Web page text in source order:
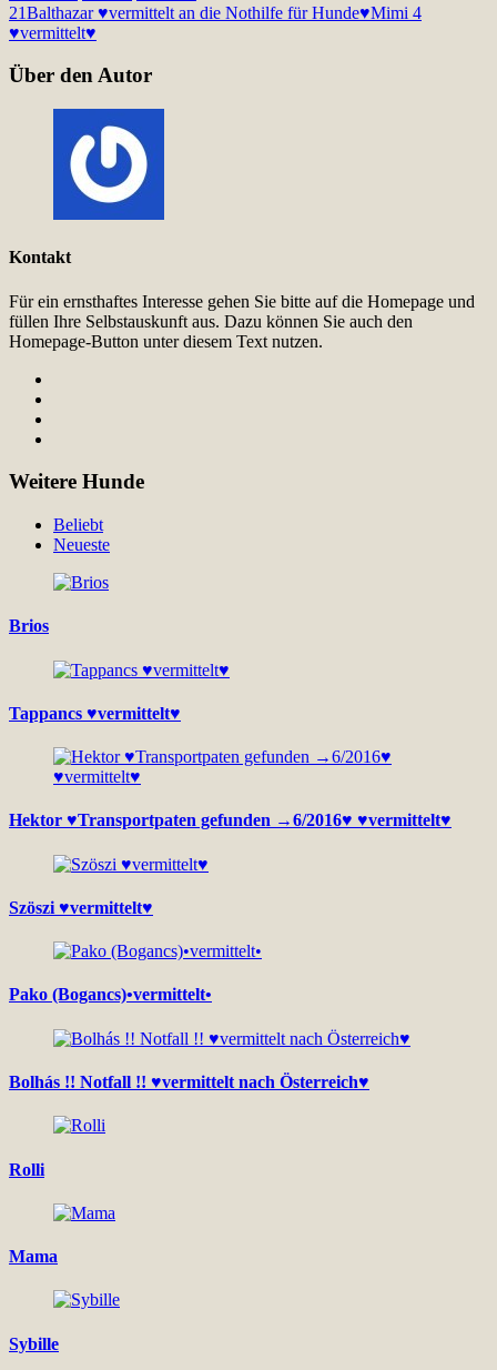
21Balthazar ♥vermittelt an die Nothilfe für Hunde♥Mimi 4
♥vermittelt♥
Über den Autor
Kontakt
Für ein ernsthaftes Interesse gehen Sie bitte auf die Homepage und
füllen Ihre Selbstauskunft aus. Dazu können Sie auch den
Homepage-Button unter diesem Text nutzen.
Weitere Hunde
Beliebt
Neueste
Brios
Tappancs ♥vermittelt♥
Hektor ♥Transportpaten gefunden →6/2016♥ ♥vermittelt♥
Szöszi ♥vermittelt♥
Pako (Bogancs)•vermittelt•
Bolhás !! Notfall !! ♥vermittelt nach Österreich♥
Rolli
Mama
Sybille